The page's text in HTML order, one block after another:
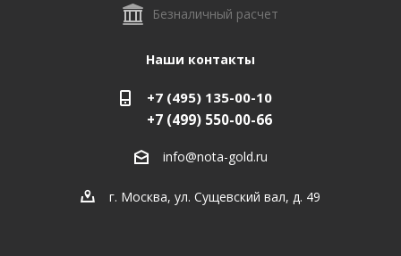
Безналичный расчет
Наши контакты
+7 (495) 135-00-10
+7 (499) 550-00-66
info@nota-gold.ru
г. Москва, ул. Сущевский вал, д. 49